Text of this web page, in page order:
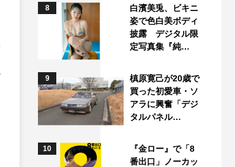
8
白濱美兎、ビキニ
姿で色白美ボディ
披露 デジタル限
定写真集『純…
9
槙原寛己が20歳で
買った初愛車・ソ
アラに興奮「デジ
タルパネル…
10
『金ロー』で「8
番出口」ノーカッ